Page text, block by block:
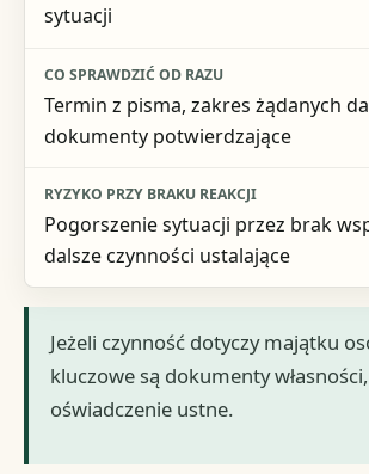
sytuacji
Termin z pisma, zakres żądanych
dokumenty potwierdzające
Pogorszenie sytuacji przez brak
dalsze czynności ustalające
Jeżeli czynność dotyczy majątku
kluczowe są dokumenty
oświadczenie ustne.